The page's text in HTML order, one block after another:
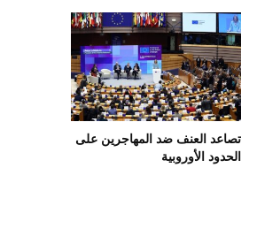
تصاعد العنف ضد المهاجرين على
الحدود الأوروبية